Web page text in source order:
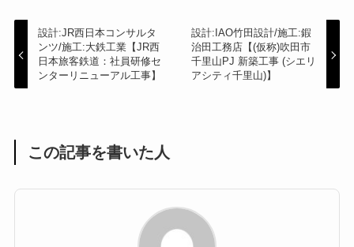
設計:JR西日本コンサルタ
ンツ/施工:大鉄工業【JR西
日本旅客鉄道：社員研修セ
ンターリニューアル工事】
設計:IAO竹田設計/施工:鍜
治田工務店【(仮称)吹田市
千里山PJ 新築工事 (シエリ
アシティ千里山)】
この記事を書いた人